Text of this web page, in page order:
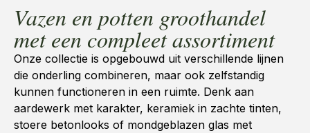
Vazen en potten groothandel
met een compleet assortiment
Onze collectie is opgebouwd uit verschillende lijnen
die onderling combineren, maar ook zelfstandig
kunnen functioneren in een ruimte. Denk aan
aardewerk met karakter, keramiek in zachte tinten,
stoere betonlooks of mondgeblazen glas met